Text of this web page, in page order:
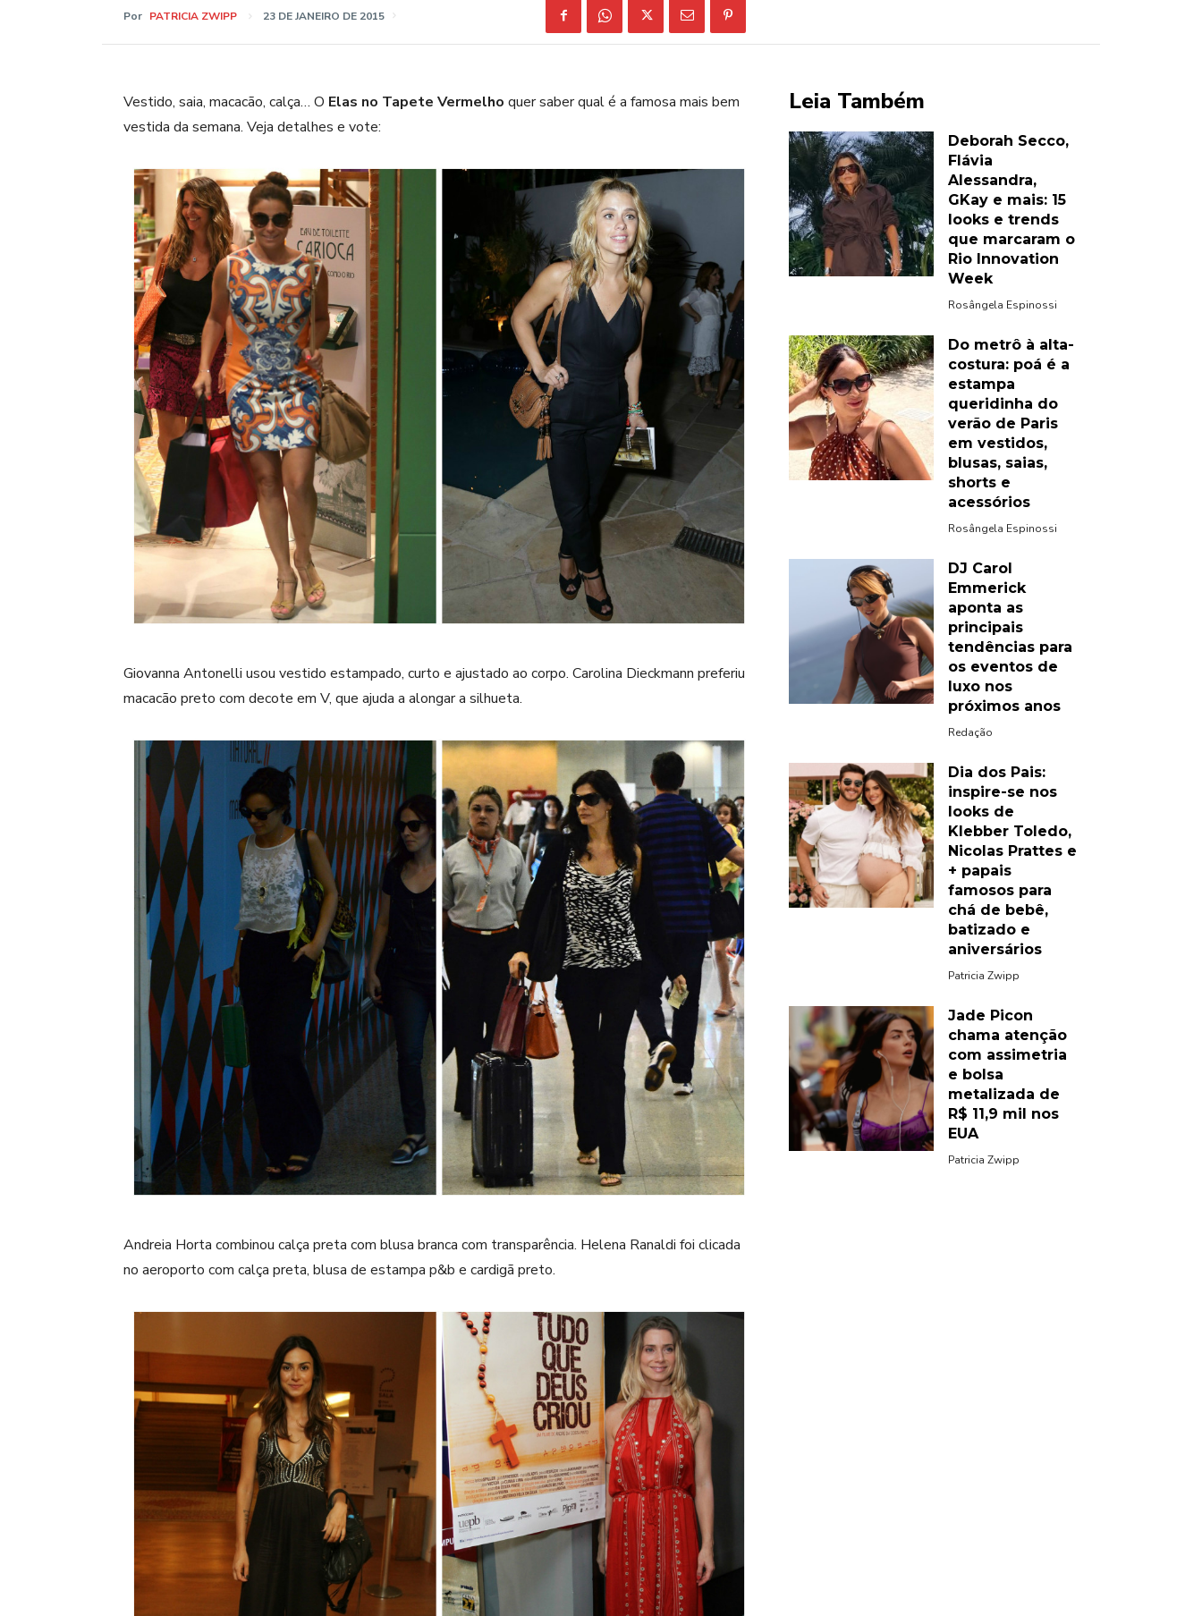
Por PATRICIA ZWIPP 23 DE JANEIRO DE 2015
Vestido, saia, macacão, calça… O Elas no Tapete Vermelho quer saber qual é a famosa mais bem
vestida da semana. Veja detalhes e vote:
Giovanna Antonelli usou vestido estampado, curto e ajustado ao corpo. Carolina Dieckmann preferiu
macacão preto com decote em V, que ajuda a alongar a silhueta.
Andreia Horta combinou calça preta com blusa branca com transparência. Helena Ranaldi foi clicada
no aeroporto com calça preta, blusa de estampa p&b e cardigã preto.
Leia Também
Deborah Secco,
Flávia
Alessandra,
GKay e mais: 15
looks e trends
que marcaram o
Rio Innovation
Week
Rosângela Espinossi
Do metrô à alta-
costura: poá é a
estampa
queridinha do
verão de Paris
em vestidos,
blusas, saias,
shorts e
acessórios
Rosângela Espinossi
DJ Carol
Emmerick
aponta as
principais
tendências para
os eventos de
luxo nos
próximos anos
Redação
Dia dos Pais:
inspire-se nos
looks de
Klebber Toledo,
Nicolas Prattes e
+ papais
famosos para
chá de bebê,
batizado e
aniversários
Patricia Zwipp
Jade Picon
chama atenção
com assimetria
e bolsa
metalizada de
R$ 11,9 mil nos
EUA
Patricia Zwipp